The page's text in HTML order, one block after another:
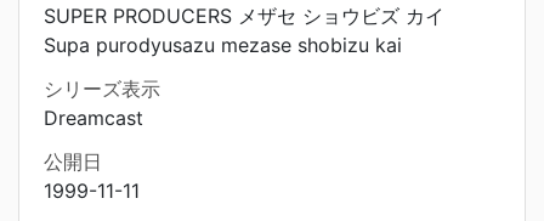
SUPER PRODUCERS メザセ ショウビズ カイ
Supa purodyusazu mezase shobizu kai
シリーズ表示
Dreamcast
公開日
1999-11-11